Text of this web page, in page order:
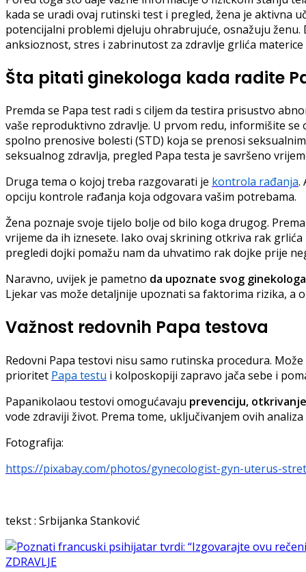
kada se uradi ovaj rutinski test i pregled, žena je aktivna
potencijalni problemi djeluju ohrabrujuće, osnažuju
anksioznost, stres i zabrinutost za zdravlje grlića materice
Šta pitati ginekologa kada radite
Premda se Papa test radi s ciljem da testira prisustvo
vaše reproduktivno zdravlje. U prvom redu, informišite se
spolno prenosive bolesti (STD) koja se prenosi
seksualnog zdravlja, pregled Papa testa je savršeno
Druga tema o kojoj treba razgovarati je kontrola rađanja.
opciju kontrole rađanja koja odgovara vašim potrebama.
Žena poznaje svoje tijelo bolje od bilo koga drugog.
vrijeme da ih iznesete. Iako ovaj skrining otkriva rak
pregledi dojki pomažu nam da uhvatimo rak dojke prije
Naravno, uvijek je pametno da upoznate svog
Ljekar vas može detaljnije upoznati sa faktorima rizika, a
Važnost redovnih Papa testova
Redovni Papa testovi nisu samo rutinska procedura.
prioritet Papa testu i kolposkopiji zapravo jača sebe i
Papanikolaou testovi omogućavaju prevenciju,
vode zdraviji život. Prema tome, uključivanjem ovih
Fotografija:
https://pixabay.com/photos/gynecologist-gyn-uterus-
tekst : Srbijanka Stanković
ZDRAVLJE